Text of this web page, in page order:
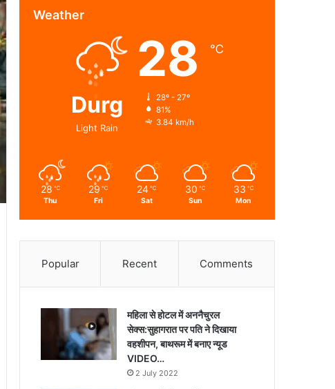
Weather
Durg
Light Rain
28 ℃
28º - 27º
81%
3.84 km/h
28 ℃
Thu
29 ℃
Fri
24 ℃
Sat
30 ℃
Sun
33 ℃
Mon
Popular Recent Comments
महिला से होटल में अननैचुरल
सेक्स:सुहागरात पर पति ने दिखाया
वहशीपन, बाथरूम में बनाए न्यूड
VIDEO…
2 July 2022